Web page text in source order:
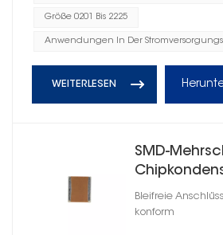
Größe 0201 Bis 2225
Anwendungen In Der
WEITERLESEN
SMD-
Bleifreie
konform